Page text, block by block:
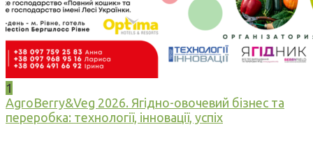
1
AgroBerry&Veg 2026. Ягідно-овочевий бізнес та
переробка: технології, інновації, успіх